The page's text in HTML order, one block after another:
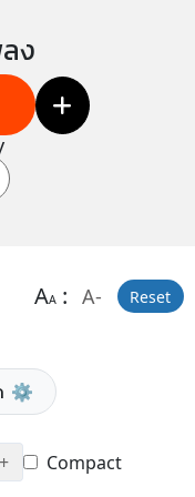
ง
AA: A- Reset
⚙️
+ Compact